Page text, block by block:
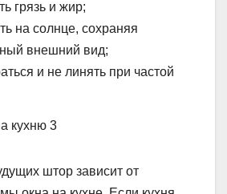
грязь и жир;
на солнце, сохраняя
внешний вид;
и не линять при частой
штор зависит от